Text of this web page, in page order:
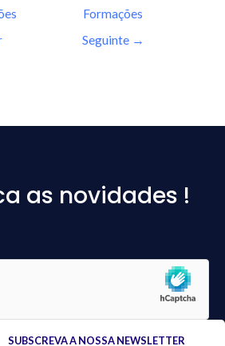
Formações
Seguinte →
as novidades !